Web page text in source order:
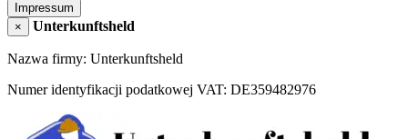
Impressum
×
Unterkunftsheld
Nazwa firmy: Unterkunftsheld
Numer identyfikacji podatkowej VAT: DE359482976